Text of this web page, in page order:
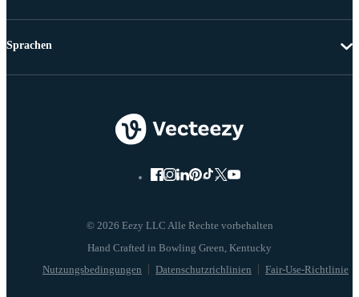
© 2026 Eezy LLC Alle Rechte vorbehalten
Nutzungsbedingungen Datenschutzrichlinien Fair-Use-Richtlinie
Sprachen